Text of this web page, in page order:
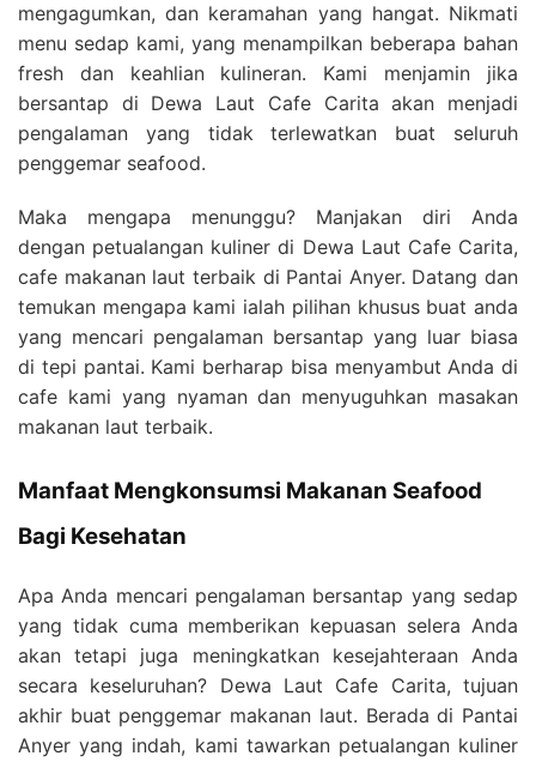
mengagumkan, dan keramahan yang hangat. Nikmati
menu sedap kami, yang menampilkan beberapa bahan
fresh dan keahlian kulineran. Kami menjamin jika
bersantap di Dewa Laut Cafe Carita akan menjadi
pengalaman yang tidak terlewatkan buat seluruh
penggemar seafood.
Maka mengapa menunggu? Manjakan diri Anda
dengan petualangan kuliner di Dewa Laut Cafe Carita,
cafe makanan laut terbaik di Pantai Anyer. Datang dan
temukan mengapa kami ialah pilihan khusus buat anda
yang mencari pengalaman bersantap yang luar biasa
di tepi pantai. Kami berharap bisa menyambut Anda di
cafe kami yang nyaman dan menyuguhkan masakan
makanan laut terbaik.
Manfaat Mengkonsumsi Makanan Seafood
Bagi Kesehatan
Apa Anda mencari pengalaman bersantap yang sedap
yang tidak cuma memberikan kepuasan selera Anda
akan tetapi juga meningkatkan kesejahteraan Anda
secara keseluruhan? Dewa Laut Cafe Carita, tujuan
akhir buat penggemar makanan laut. Berada di Pantai
Anyer yang indah, kami tawarkan petualangan kuliner